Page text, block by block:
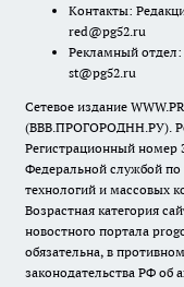
Контакты:
red@pg52.ru
Рекламный отдел:
st@pg52.ru
Сетевое издание
(ВВВ.ПРОГОРОДНН.РУ).
Регистрационный номер
Федеральной службой
технологий и массовых
Возрастная категория
новостного портала
обязательна, в
законодательства РФ об